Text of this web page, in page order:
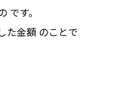
です。
た金額 のことで